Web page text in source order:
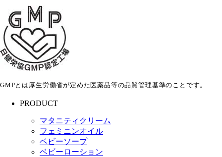
GMPとは厚生労働省が定めた医薬品等の品質管理基準のことです。
PRODUCT
マタニティクリーム
フェミニンオイル
ベビーソープ
ベビーローション